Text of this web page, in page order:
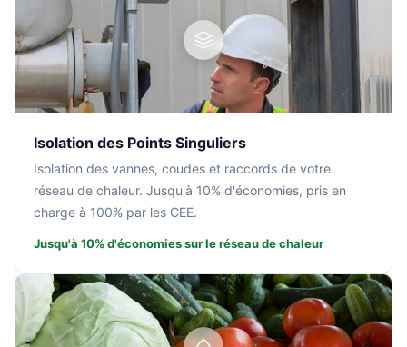
Isolation des Points Singuliers
Isolation des vannes, coudes et raccords de votre
réseau de chaleur. Jusqu'à 10% d'économies, pris en
charge à 100% par les CEE.
Jusqu'à 10% d'économies sur le réseau de chaleur